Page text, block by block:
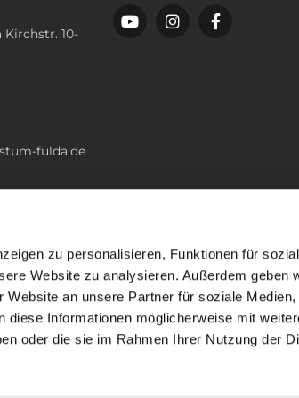
zu personalisieren, Funktionen für
Website zu analysieren. Außerdem geben
an unsere Partner für soziale Medien,
diese Informationen möglicherweise mit
oder die sie im Rahmen Ihrer Nutzung der
10-
fulda.de
ChurchDesk-